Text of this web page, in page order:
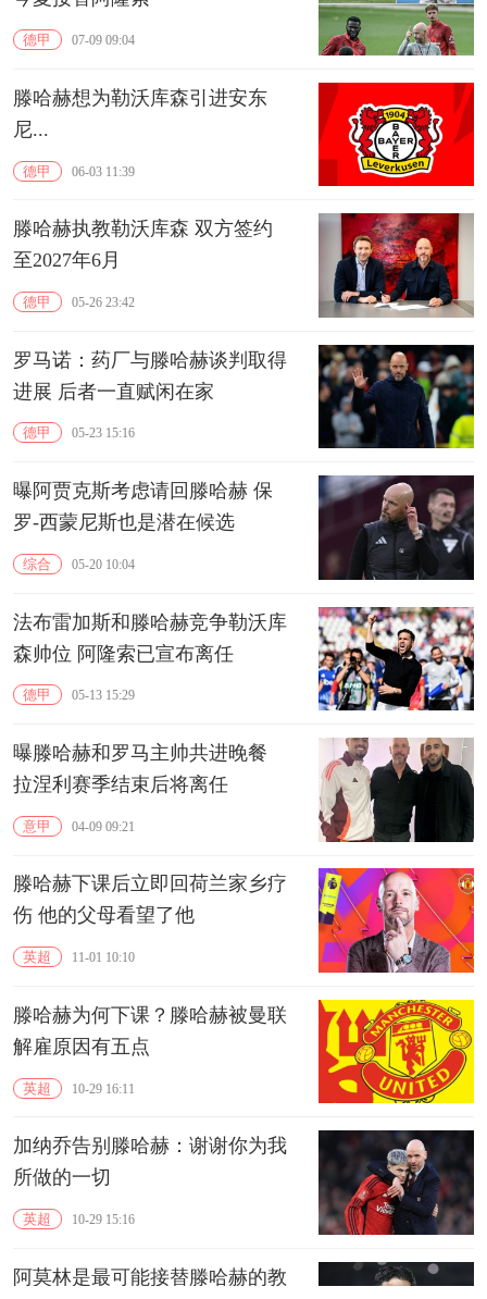
德甲 07-09 09:04
滕哈赫想为勒沃库森引进安东
尼...
德甲 06-03 11:39
滕哈赫执教勒沃库森 双方签约
至2027年6月
德甲 05-26 23:42
罗马诺：药厂与滕哈赫谈判取得
进展 后者一直赋闲在家
德甲 05-23 15:16
曝阿贾克斯考虑请回滕哈赫 保
罗-西蒙尼斯也是潜在候选
综合 05-20 10:04
法布雷加斯和滕哈赫竞争勒沃库
森帅位 阿隆索已宣布离任
德甲 05-13 15:29
曝滕哈赫和罗马主帅共进晚餐
拉涅利赛季结束后将离任
意甲 04-09 09:21
滕哈赫下课后立即回荷兰家乡疗
伤 他的父母看望了他
英超 11-01 10:10
滕哈赫为何下课？滕哈赫被曼联
解雇原因有五点
英超 10-29 16:11
加纳乔告别滕哈赫：谢谢你为我
所做的一切
英超 10-29 15:16
阿莫林是最可能接替滕哈赫的教